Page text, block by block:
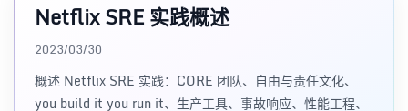
Netflix SRE 实践概述
2023/03/30
概述 Netflix SRE 实践：CORE 团队、自由与责任文化、
you build it you run it、生产工具、事故响应、性能工程、